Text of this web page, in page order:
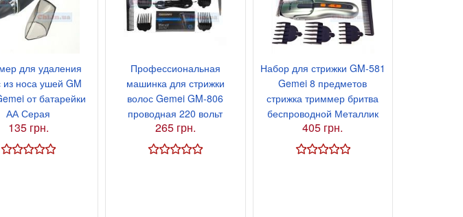
для удаления
из носа ушей GM
от батарейки
АА Серая
135 грн.
Профессиональная
машинка для стрижки
волос Gemei GM-806
проводная 220 вольт
265 грн.
Набор для стрижки GM-581
Gemei 8 предметов
стрижка триммер бритва
беспроводной Металлик
405 грн.